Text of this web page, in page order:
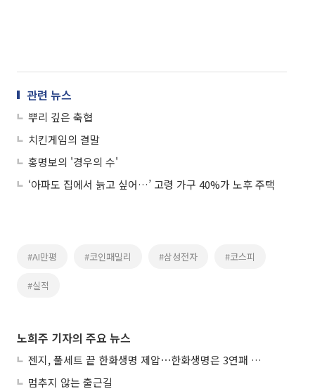
관련 뉴스
뿌리 깊은 축협
치킨게임의 결말
홍명보의 '경우의 수'
‘아파도 집에서 늙고 싶어…’ 고령 가구 40%가 노후 주택
#AI만평 #코인패밀리 #삼성전자 #코스피
#실적
노희주 기자의 주요 뉴스
젠지, 풀세트 끝 한화생명 제압⋯한화생명은 3연패 수렁
멈추지 않는 출근길